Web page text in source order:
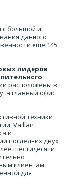
с большой и
данного
еще 145
лидеров
расположены в
а главный офис
техники
Vaillant
и
последних двух
шестидесяти
клиентам
для